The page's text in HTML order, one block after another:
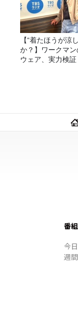
【“着たほうが涼
か？】ワークマ
ウェア、実力検証
番
今
週